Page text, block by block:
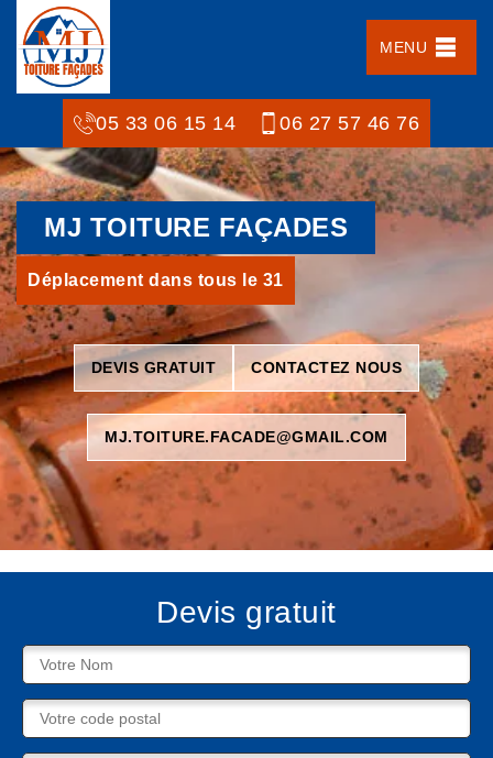
MENU
05 33 06 15 14 06 27 57 46 76
MJ TOITURE FAÇADES
Déplacement dans tous le 31
DEVIS GRATUIT CONTACTEZ NOUS
MJ.TOITURE.FACADE@GMAIL.COM
Devis gratuit